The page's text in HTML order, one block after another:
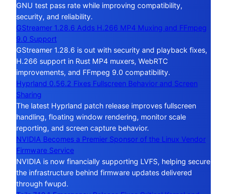
GNU test pass rate while improving compatibility,
security, and reliability.
GStreamer 1.28.6 Adds H.266 MP4 Muxing and FFmpeg
9.0 Support
GStreamer 1.28.6 is out with security and playback fixes,
H.266 support in Rust MP4 muxers, WebRTC
improvements, and FFmpeg 9.0 compatibility.
Hyprland 0.56.2 Fixes Fullscreen Behavior and Screen
Sharing
The latest Hyprland patch release improves fullscreen
handling, floating window rendering, monitor scale
reporting, and screen capture behavior.
NVIDIA Becomes a Premier Sponsor of the Linux Vendor
Firmware Service
NVIDIA is now financially supporting LVFS, helping secure
the infrastructure behind firmware updates delivered
through fwupd.